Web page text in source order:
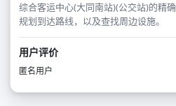
综合客运中心(大同南站)(公交站)的精确
规划到达路线，以及查找周边设施。
用户评价
匿名用户